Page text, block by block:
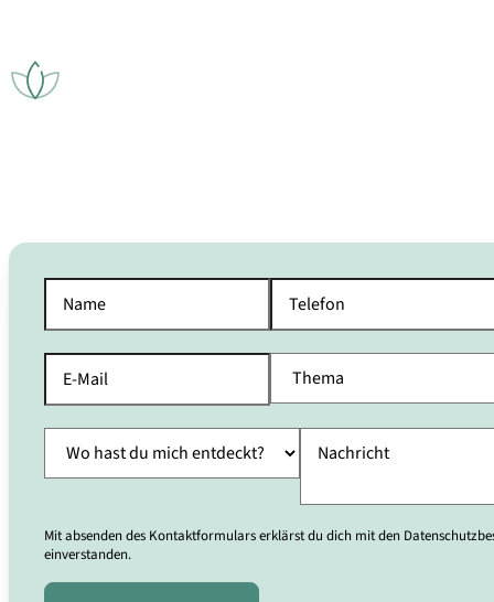
Mit absenden des Kontaktformulars erklärst du dich mit den
einverstanden.